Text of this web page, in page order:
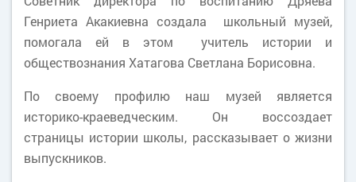
Генриета Акакиевна создала школьный музей,
помогала ей в этом учитель истории и
обществознания Хатагова Светлана Борисовна.
По своему профилю наш музей является
историко-краеведческим. Он воссоздает
страницы истории школы, рассказывает о жизни
выпускников.